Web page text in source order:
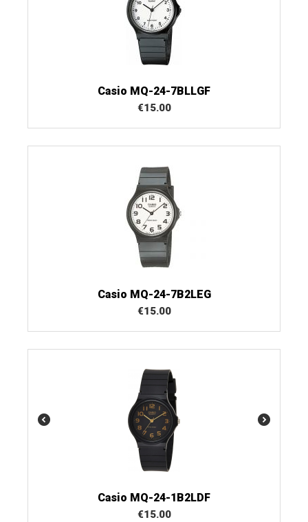
Casio MQ-24-7BLLGF
€15.00
Casio MQ-24-7B2LEG
€15.00
Casio MQ-24-1B2LDF
€15.00